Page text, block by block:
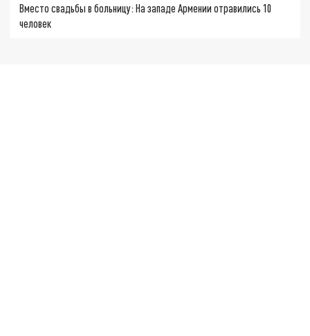
Вместо свадьбы в больницу: На западе Армении отравились 10
человек